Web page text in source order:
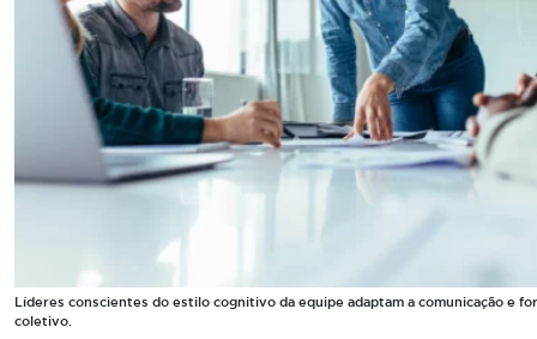
Líderes conscientes do estilo cognitivo da equipe adaptam a comunicação e
coletivo.